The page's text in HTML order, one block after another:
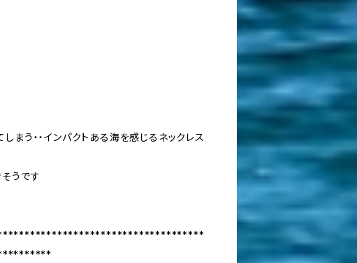
まう・・インパクトある海を感じるネックレス
うです